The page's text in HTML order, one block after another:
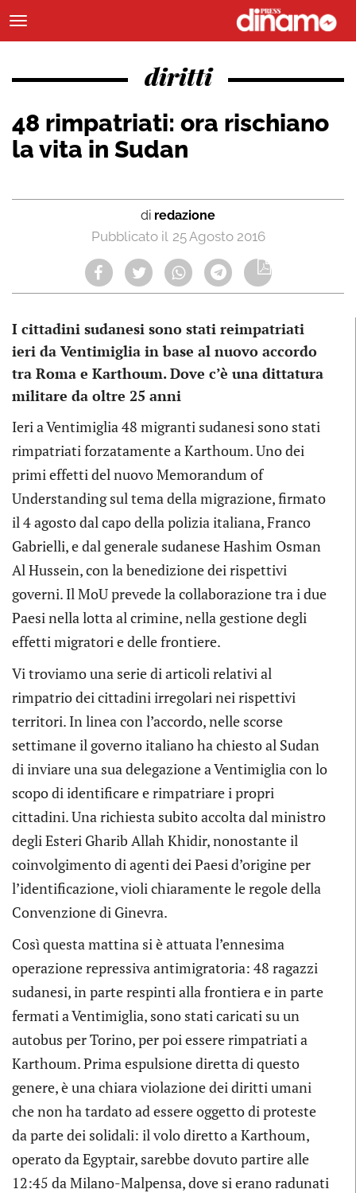
diritti
48 rimpatriati: ora rischiano
la vita in Sudan
di redazione
25 Agosto 2016
I cittadini sudanesi sono stati reimpatriati
ieri da Ventimiglia in base al nuovo accordo
tra Roma e Karthoum. Dove c’è una dittatura
militare da oltre 25 anni
Ieri a Ventimiglia 48 migranti sudanesi sono stati
rimpatriati forzatamente a Karthoum. Uno dei
primi effetti del nuovo Memorandum of
Understanding sul tema della migrazione, firmato
il 4 agosto dal capo della polizia italiana, Franco
Gabrielli, e dal generale sudanese Hashim Osman
Al Hussein, con la benedizione dei rispettivi
governi. Il MoU prevede la collaborazione tra i due
Paesi nella lotta al crimine, nella gestione degli
effetti migratori e delle frontiere.
Vi troviamo una serie di articoli relativi al
rimpatrio dei cittadini irregolari nei rispettivi
territori. In linea con l’accordo, nelle scorse
settimane il governo italiano ha chiesto al Sudan
di inviare una sua delegazione a Ventimiglia con lo
scopo di identificare e rimpatriare i propri
cittadini. Una richiesta subito accolta dal ministro
degli Esteri Gharib Allah Khidir, nonostante il
coinvolgimento di agenti dei Paesi d’origine per
l’identificazione, violi chiaramente le regole della
Convenzione di Ginevra.
Così questa mattina si è attuata l’ennesima
operazione repressiva antimigratoria: 48 ragazzi
sudanesi, in parte respinti alla frontiera e in parte
fermati a Ventimiglia, sono stati caricati su un
autobus per Torino, per poi essere rimpatriati a
Karthoum. Prima espulsione diretta di questo
genere, è una chiara violazione dei diritti umani
che non ha tardato ad essere oggetto di proteste
da parte dei solidali: il volo diretto a Karthoum,
operato da Egyptair, sarebbe dovuto partire alle
12:45 da Milano-Malpensa, dove si erano radunati